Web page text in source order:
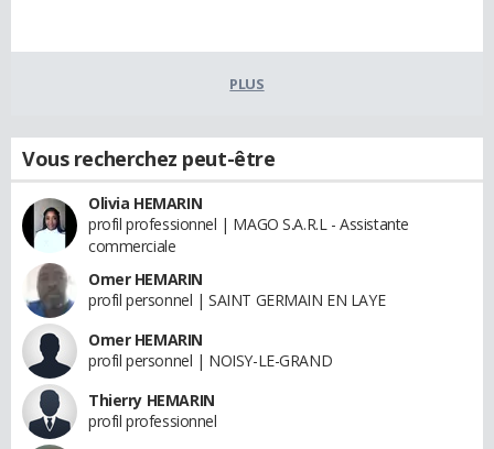
PLUS
Vous recherchez peut-être
Olivia HEMARIN
profil professionnel | MAGO S.A.R.L - Assistante
commerciale
Omer HEMARIN
profil personnel | SAINT GERMAIN EN LAYE
Omer HEMARIN
profil personnel | NOISY-LE-GRAND
Thierry HEMARIN
profil professionnel